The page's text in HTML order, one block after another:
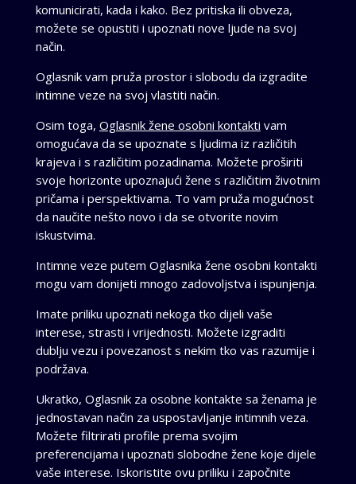
komunicirati, kada i kako. Bez pritiska ili obveza,
možete se opustiti i upoznati nove ljude na svoj
način.
Oglasnik vam pruža prostor i slobodu da izgradite
intimne veze na svoj vlastiti način.
Osim toga, Oglasnik žene osobni kontakti vam
omogućava da se upoznate s ljudima iz različitih
krajeva i s različitim pozadinama. Možete proširiti
svoje horizonte upoznajući žene s različitim životnim
pričama i perspektivama. To vam pruža mogućnost
da naučite nešto novo i da se otvorite novim
iskustvima.
Intimne veze putem Oglasnika žene osobni kontakti
mogu vam donijeti mnogo zadovoljstva i ispunjenja.
Imate priliku upoznati nekoga tko dijeli vaše
interese, strasti i vrijednosti. Možete izgraditi
dublju vezu i povezanost s nekim tko vas razumije i
podržava.
Ukratko, Oglasnik za osobne kontakte sa ženama je
jednostavan način za uspostavljanje intimnih veza.
Možete filtrirati profile prema svojim
preferencijama i upoznati slobodne žene koje dijele
vaše interese. Iskoristite ovu priliku i započnite